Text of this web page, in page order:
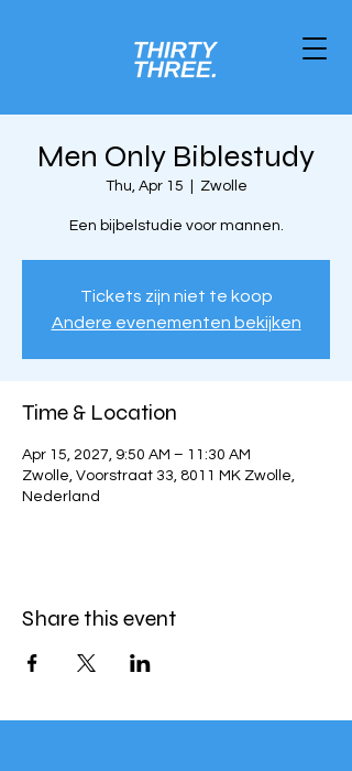
Men Only Biblestudy
Thu, Apr 15 Zwolle
Een bijbelstudie voor mannen.
Tickets zijn niet te koop
Andere evenementen bekijken
Time & Location
Apr 15, 2027, 9:50 AM – 11:30 AM
Zwolle, Voorstraat 33, 8011 MK Zwolle,
Nederland
Share this event